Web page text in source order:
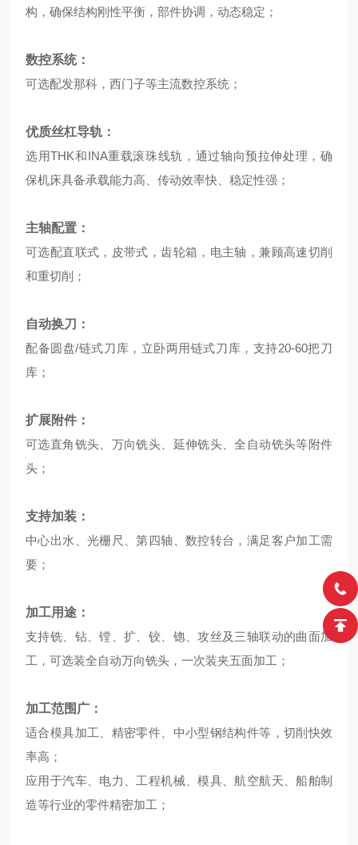
构，确保结构刚性平衡，部件协调，动态稳定；
数控系统：
可选配发那科，西门子等主流数控系统；
优质丝杠导轨：
选用THK和INA重载滚珠线轨，通过轴向预拉伸处理，确
保机床具备承载能力高、传动效率快、稳定性强；
主轴配置：
可选配直联式，皮带式，齿轮箱，电主轴，兼顾高速切削
和重切削；
自动换刀：
配备圆盘/链式刀库，立卧两用链式刀库，支持20-60把刀
库；
扩展附件：
可选直角铣头、万向铣头、延伸铣头、全自动铣头等附件
头；
支持加装：
中心出水、光栅尺、第四轴、数控转台，满足客户加工需
要；
加工用途：
支持铣、钻、镗、扩、铰、锪、攻丝及三轴联动的曲面加
工，可选装全自动万向铣头，一次装夹五面加工；
加工范围广：
适合模具加工、精密零件、中小型钢结构件等，切削快效
率高；
应用于汽车、电力、工程机械、模具、航空航天、船舶制
造等行业的零件精密加工；